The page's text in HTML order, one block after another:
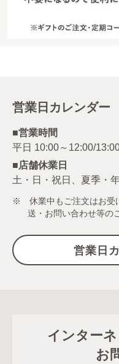
営業日カレンダー
■営業時間
■店舗休業日
土・日・祝日、夏季・
※ 休業中もご注文はお受
送・お問い合わせ等の
営業日
インター
お